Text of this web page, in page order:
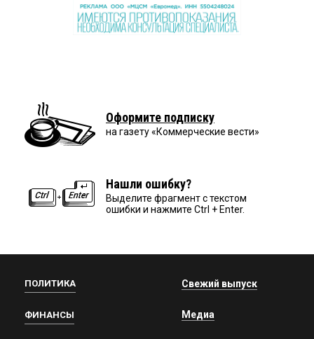
Оформите подписку
на газету «Коммерческие вести»
Нашли ошибку?
Выделите фрагмент с текстом
ошибки и нажмите Ctrl + Enter.
ПОЛИТИКА
ФИНАНСЫ
Свежий выпуск
Медиа